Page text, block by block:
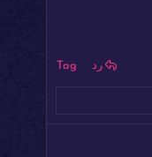
رد Tag